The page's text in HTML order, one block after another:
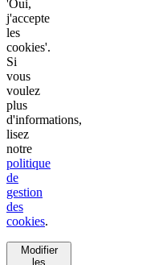
'Oui,
j'accepte
les
cookies'.
Si
vous
voulez
plus
d'informations,
lisez
notre
politique
de
gestion
des
cookies.
Modifier
les